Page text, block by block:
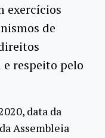
exercícios
de
respeito pelo
data da
Assembleia